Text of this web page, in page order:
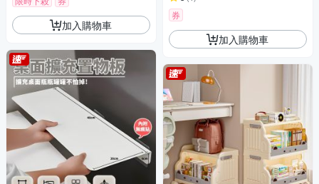
加入購物車
券
加入購物車